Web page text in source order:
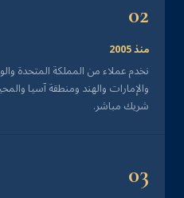
02
منذ 2005
نخدم عملاء من المملكة المتحدة
والإمارات والهند ومنطقة آسيا
شريك مباشر.
03